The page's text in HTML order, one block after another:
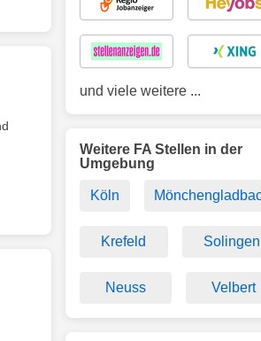
und viele weitere ...
Weitere FA Stellen in der
Umgebung
Köln
Krefeld Solingen
Neuss Velbert